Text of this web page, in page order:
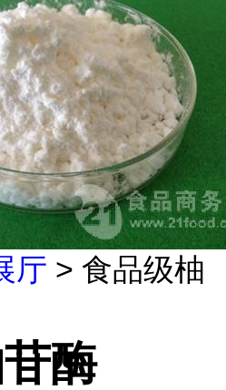
厅 > 食品级柚
酶